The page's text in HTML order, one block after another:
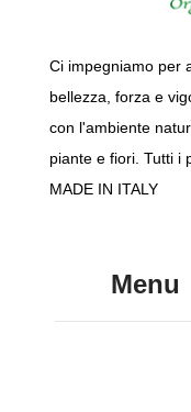
Ci impegniamo per
bellezza, forza e
con l'ambiente
piante e fiori. Tutti i
MADE IN ITALY
Menu